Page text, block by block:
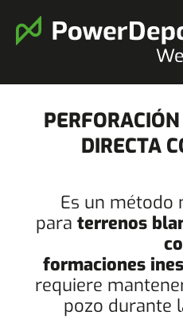
DIRECTA
Es un método
para terrenos
formaciones
requiere
pozo durante